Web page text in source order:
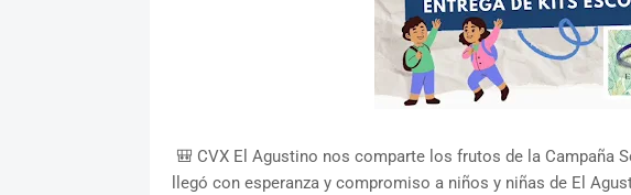
🎒 CVX El Agustino nos comparte los frutos de la Campaña
llegó con esperanza y compromiso a niños y niñas de El